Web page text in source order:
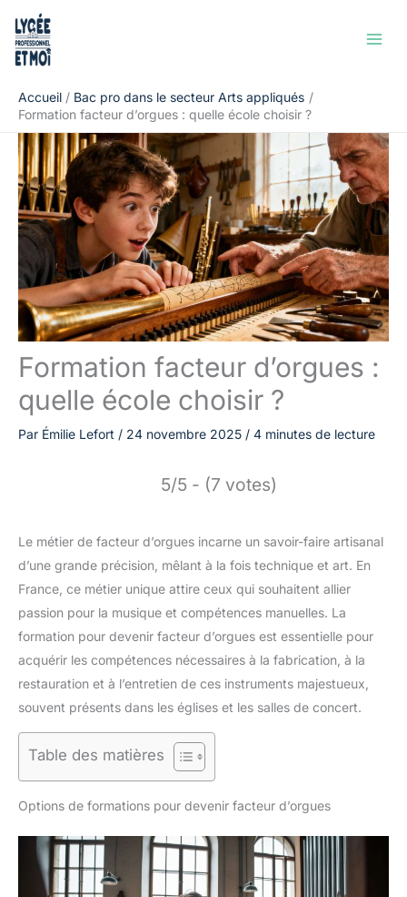
contenu
Accueil
Bac pro dans le secteur Arts appliqués
Formation facteur d’orgues : quelle école choisir ?
Formation facteur d’orgues :
quelle école choisir ?
Par Émilie Lefort / 24 novembre 2025 / 4 minutes de lecture
5/5 - (7 votes)
Le métier de facteur d’orgues incarne un savoir-faire artisanal
d’une grande précision, mêlant à la fois technique et art. En
France, ce métier unique attire ceux qui souhaitent allier
passion pour la musique et compétences manuelles. La
formation pour devenir facteur d’orgues est essentielle pour
acquérir les compétences nécessaires à la fabrication, à la
restauration et à l’entretien de ces instruments majestueux,
souvent présents dans les églises et les salles de concert.
Table des matières
Options de formations pour devenir facteur d’orgues
Rechercher